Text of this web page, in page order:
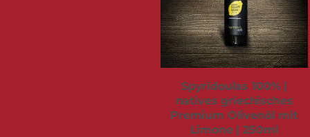
Spyridoulas 100% |
natives griechisches
Premium Olivenöl mit
Limone | 250ml